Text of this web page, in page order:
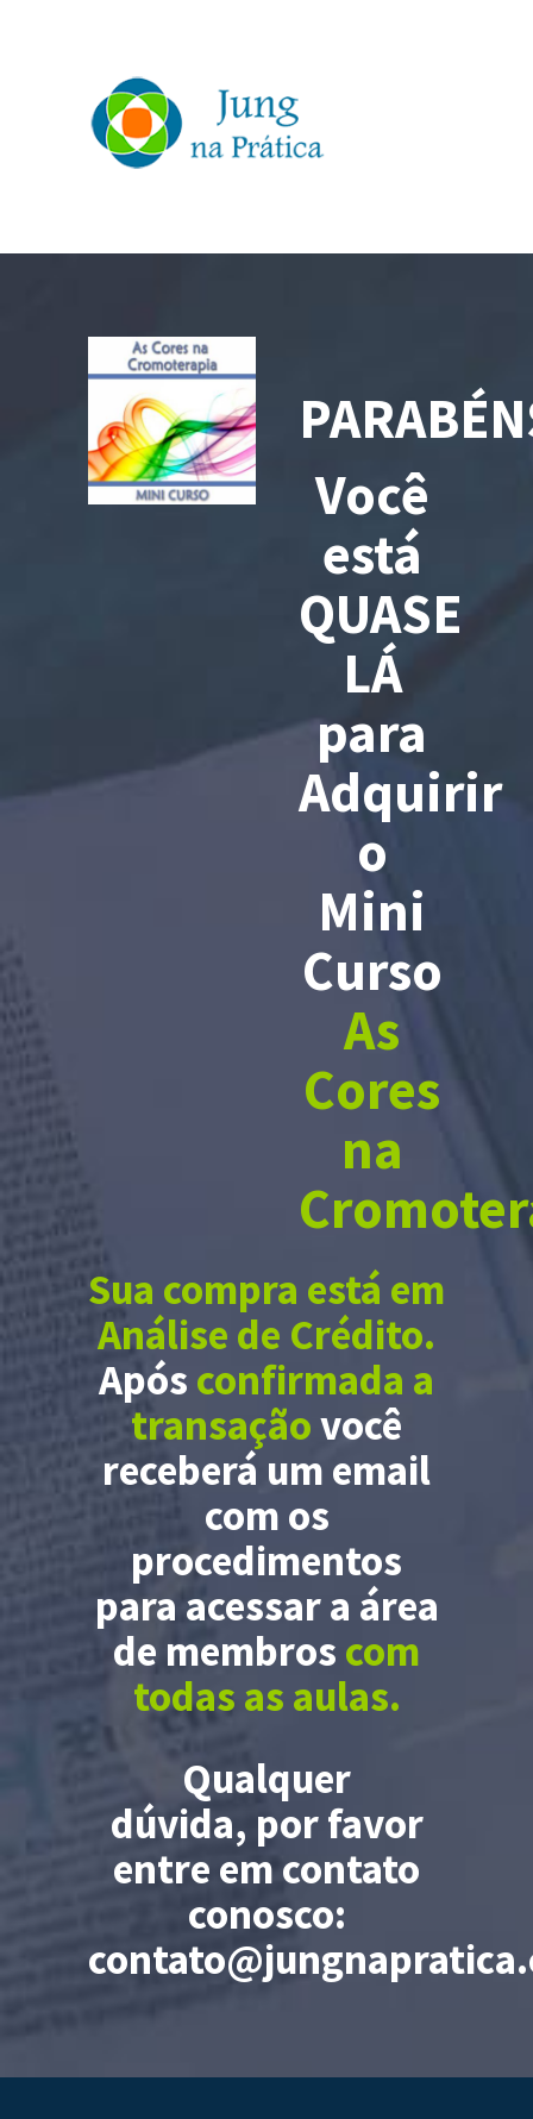
Você
está
QUASE
LÁ
para
Adquirir
o
Mini
Curso
As
Cores
na
Sua compra está em
Análise de Crédito.
Após confirmada a
transaçãovocê
receberá um email
com os
procedimentos
para acessar a área
de membros com
todas as aulas.
Qualquer
dúvida, por favor
entre em contato
conosco: